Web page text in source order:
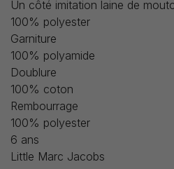
Un côté imitation laine de
100% polyester
Garniture
100% polyamide
Doublure
100% coton
Rembourrage
100% polyester
6 ans
Little Marc Jacobs